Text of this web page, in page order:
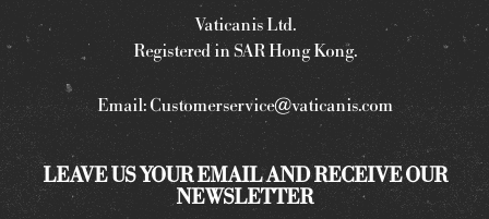
Vaticanis Ltd.
Registered in SAR Hong Kong.
Email:Customerservice@vaticanis.com
LEAVE US YOUR EMAIL AND RECEIVE OUR
NEWSLETTER